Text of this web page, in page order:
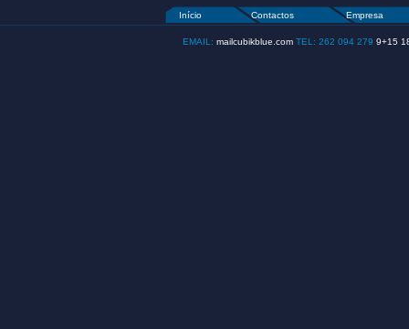
Início Contactos Empresa
EMAIL: mailcubikblue.com TEL: 262 094 279 9+15